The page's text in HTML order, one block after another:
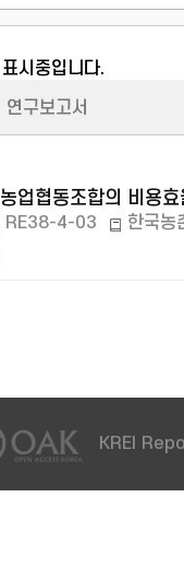
시중입니다.
연구보고서
업협동조합의 비용
RE38-4-03 한국농
KREI